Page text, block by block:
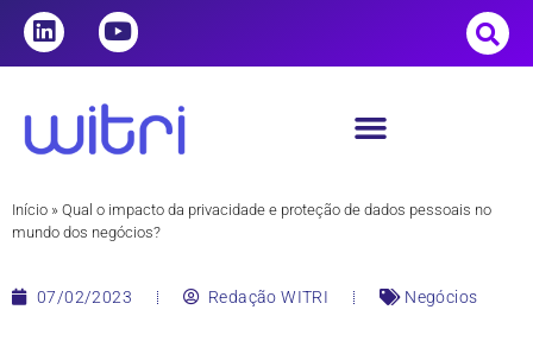
Início » Qual o impacto da privacidade e proteção de dados pessoais no
mundo dos negócios?
07/02/2023 Redação WITRI Negócios